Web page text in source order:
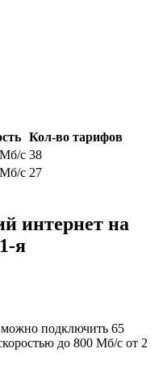
Кол-во тарифов
с 38
с 27
интернет на
я
подключить 65
до 800 Мб/с от 2